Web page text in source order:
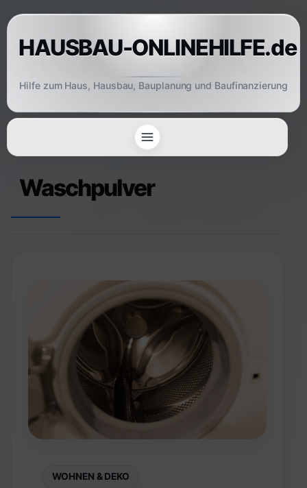
Skip
to
contentHAUSBAU-ONLINEHILFE.de
Hilfe zum Haus, Hausbau, Bauplanung und Baufinanzierung
Waschpulver
WOHNEN & DEKO